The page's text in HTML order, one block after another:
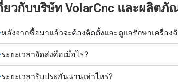
ยวกับบริษัท VolarCnc และผลิตภั
หลังจากซื้อมาแล้วจะต้องติดตั้งและดูแลรักษาเครื่องจั
ระยะเวลาจัดส่งคือเมื่อไร?
ระยะเวลารับประกันนานเท่าไหร่?